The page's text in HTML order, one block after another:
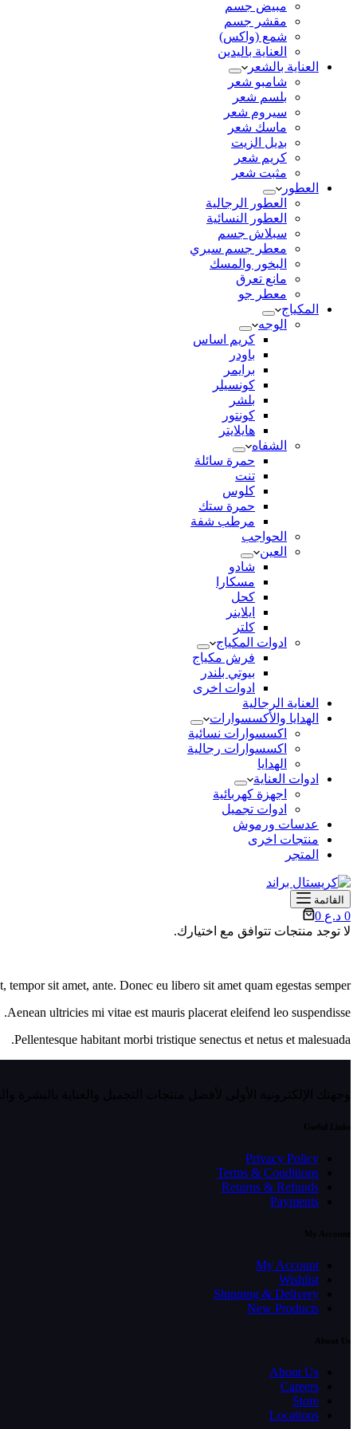
مبيض جسم
مقشر جسم
شمع (واكس)
العناية باليدين
العناية بالشعر
شامبو شعر
بلسم شعر
سيروم شعر
ماسك شعر
بديل الزيت
كريم شعر
مثبت شعر
العطور
العطور الرجالية
العطور النسائية
سبلاش جسم
معطر جسم سبري
البخور والمسك
مانع تعرق
معطر جو
المكياج
الوجه
كريم اساس
باودر
برايمر
كونسيلر
بلشر
كونتور
هايلايتر
الشفاه
حمرة سائلة
تنت
كلوس
حمرة ستك
مرطب شفة
الحواجب
العين
شادو
مسكارا
كحل
ايلاينر
كلتر
ادوات المكياج
فرش مكياج
بيوتي بلندر
ادوات اخرى
العناية الرجالية
الهدايا والأكسسوارات
اكسسوارات نسائية
اكسسوارات رجالية
الهدايا
ادوات العناية
اجهزة كهربائية
ادوات تجميل
عدسات ورموش
منتجات اخرى
المتجر
القائمة
عربة
التسوق
0 د.ع 0
لا توجد منتجات تتوافق مع اختيارك.
sit amet, ante. Donec eu libero sit amet quam egestas semper.
Aenean ultricies mi vitae est mauris placerat eleifend leo suspendisse.
Pellentesque habitant morbi tristique senectus et netus et malesuada.
Privacy Policy
Terms & Conditions
Returns & Refunds
Payments
My Account
Wishlist
Shipping & Delivery
New Products
About Us
Careers
Store
Locations